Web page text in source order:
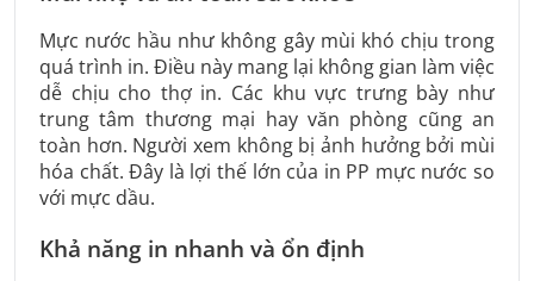
Mực nước hầu như không gây mùi khó chịu trong
quá trình in. Điều này mang lại không gian làm việc
dễ chịu cho thợ in. Các khu vực trưng bày như
trung tâm thương mại hay văn phòng cũng an
toàn hơn. Người xem không bị ảnh hưởng bởi mùi
hóa chất. Đây là lợi thế lớn của in PP mực nước so
với mực dầu.
Khả năng in nhanh và ổn định